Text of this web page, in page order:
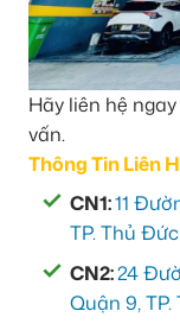
Hãy liên hệ
vấn.
Thông Tin Liên
CN1:11
TP. Thủ Đức
CN2:24
Quận 9,